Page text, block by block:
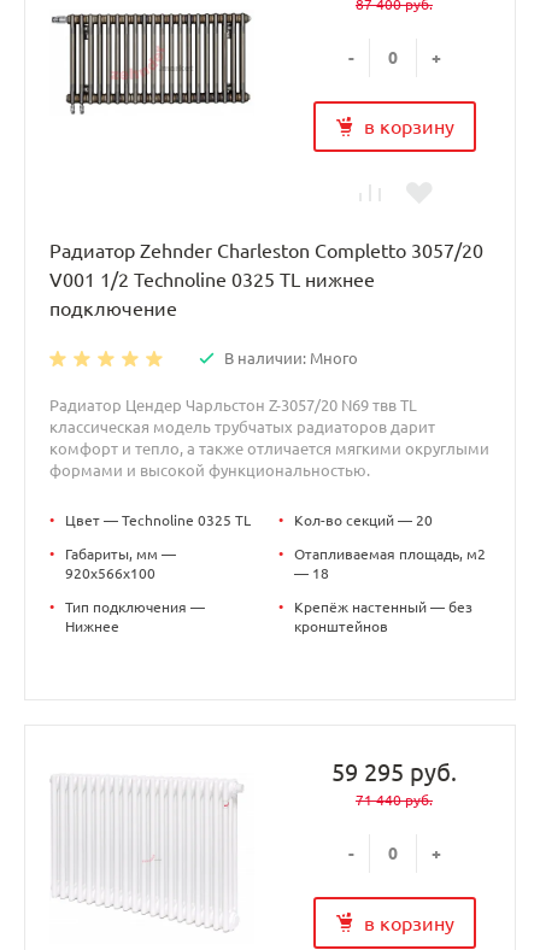
87 400 руб.
- +
в корзину
Радиатор Zehnder Charleston Completto 3057/20
V001 1/2 Technoline 0325 TL нижнее
подключение
В наличии: Много
Радиатор Цендер Чарльстон Z-3057/20 N69 твв TL
классическая модель трубчатых радиаторов дарит
комфорт и тепло, а также отличается мягкими округлыми
формами и высокой функциональностью.
• Цвет — Technoline 0325 TL
•
Габариты, мм —
920x566x100
•
Тип подключения —
Нижнее
• Кол-во секций — 20
•
Отапливаемая площадь, м2
— 18
•
Крепёж настенный — без
кронштейнов
59 295 руб.
71 440 руб.
- +
в корзину